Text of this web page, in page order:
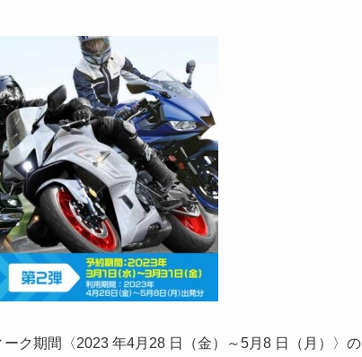
ク期間〈2023 年4月28 日（金）～5月8 日（月）〉の